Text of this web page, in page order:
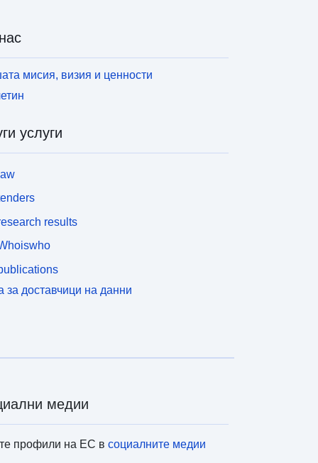
мисия, визия и ценности
услуги
results
за доставчици на данни
медии
профили на ЕС всоциалните медии